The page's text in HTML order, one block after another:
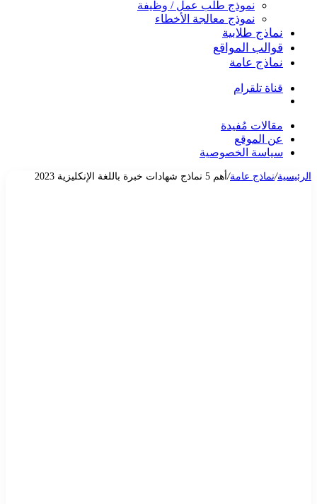
نموذج طلب عمل / وظيفة
نموذج معالجة الأخطاء
نماذج طلابية
قوالب المواقع
نماذج عامة
قناة تلقرام
مقالات مُفيدة
عن الموقع
سياسة الخصوصية
الرئيسية/نماذج عامة/أهم 5 نماذج شهادات خبرة باللغة الإنكليزية 2023